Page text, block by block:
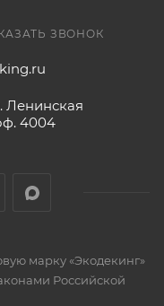
ЗВОНОК
Ленинская
4004
марку «Экодекинг»
Российской